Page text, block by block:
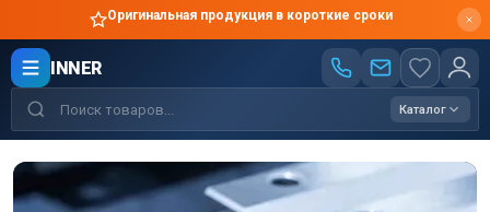
Оригинальная продукция в короткие сроки
INNER
Каталог